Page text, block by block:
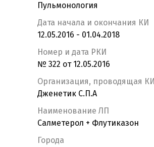
Пульмонология
Дата начала и окончания КИ
12.05.2016 - 01.04.2018
Номер и дата РКИ
№ 322 от 12.05.2016
Организация, проводящая КИ
Дженетик С.П.А
Наименование ЛП
Салметерол + Флутиказон
Города